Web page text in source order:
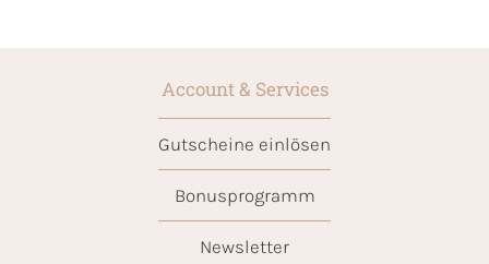
Account & Services
Gutscheine einlösen
Bonusprogramm
Newsletter